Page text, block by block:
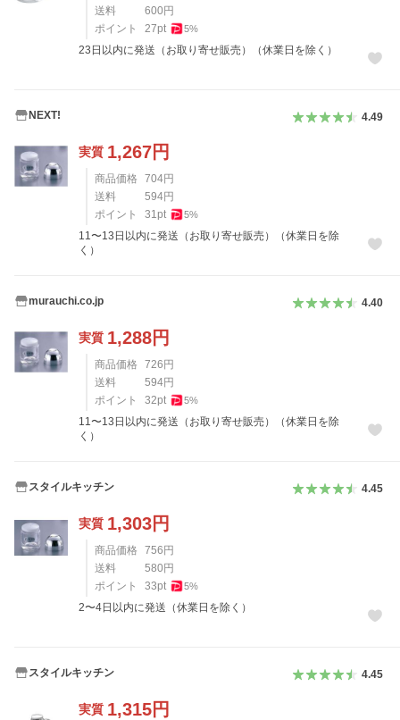
送料
600 円
ポイント
27pt 5%
23日以内に発送（お取り寄せ販売）（休業日を除く）
NEXT! 4.49
実質 1,267円
商品価格 704円
送料
594円
ポイント
31pt 5%
11〜13日以内に発送（お取り寄せ販売）（休業日を除
く）
murauchi.co.jp 4.40
実質 1,288円
商品価格 726 円
送料
594円
ポイント
32pt 5%
11〜13日以内に発送（お取り寄せ販売）（休業日を除
く）
スタイルキッチン 4.45
実質 1,303円
商品価格 756 円
送料
580 円
ポイント
33pt 5%
2〜4日以内に発送（休業日を除く）
スタイルキッチン 4.45
実質 1,315円